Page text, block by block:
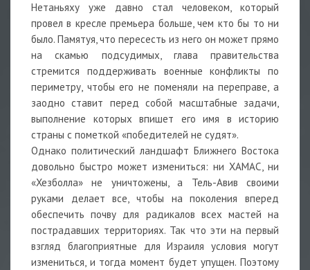
Нетаньяху уже давно стал человеком, который
провел в кресле премьера больше, чем кто бы то ни
было. Памятуя, что пересесть из него он может прямо
на скамью подсудимых, глава правительства
стремится поддерживать военные конфликты по
периметру, чтобы его не поменяли на переправе, а
заодно ставит перед собой масштабные задачи,
выполнение которых впишет его имя в историю
страны с пометкой «победителей не судят».
Однако политический ландшафт Ближнего Востока
довольно быстро может измениться: ни ХАМАС, ни
«Хезболла» не уничтожены, а Тель-Авив своими
руками делает все, чтобы на поколения вперед
обеспечить почву для радикалов всех мастей на
пострадавших территориях. Так что эти на первый
взгляд благоприятные для Израиля условия могут
измениться, и тогда момент будет упущен. Поэтому